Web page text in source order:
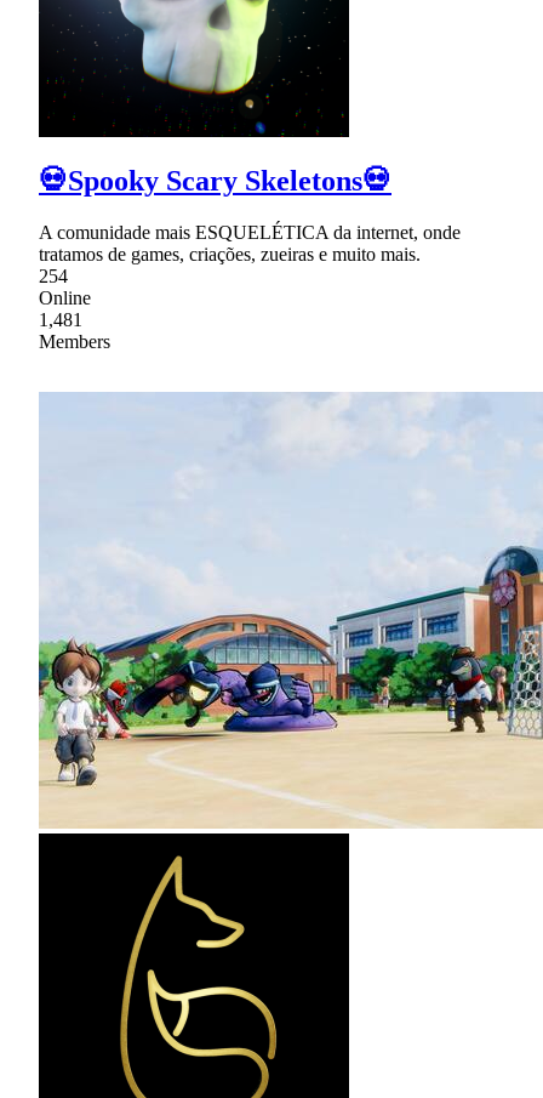
💀Spooky Scary Skeletons💀
A comunidade mais ESQUELÉTICA da internet, onde
tratamos de games, criações, zueiras e muito mais.
254
Online
1,481
Members